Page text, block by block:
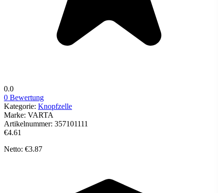
0.0
0 Bewertung
Kategorie: Knopfzelle
Marke: VARTA
Artikelnummer: 357101111
€4.61
Netto: €3.87